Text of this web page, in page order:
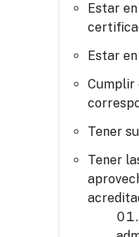
Estar
Estar
Cumplir
Tener
Tener